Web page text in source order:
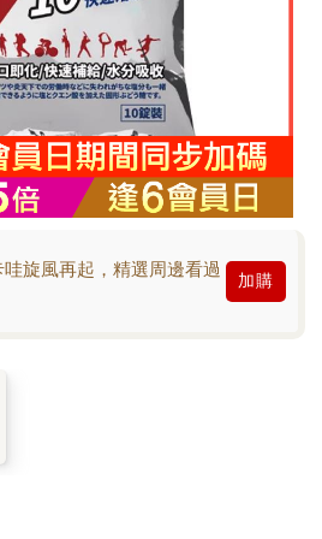
旋風再起，精選周邊看過
加購